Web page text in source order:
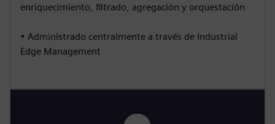
enriquecimiento, filtrado, agregación y orquestación
• Administrado centralmente a través de Industrial
Edge Management